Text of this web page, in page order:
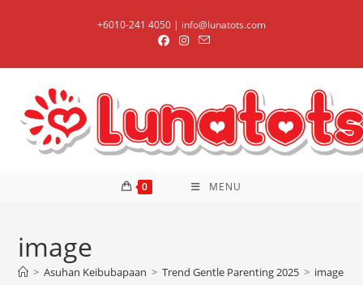
+6010-241 4050 | info@lunatots.com
0 MENU
image
> Asuhan Keibubapaan > Trend Gentle Parenting 2025 > image